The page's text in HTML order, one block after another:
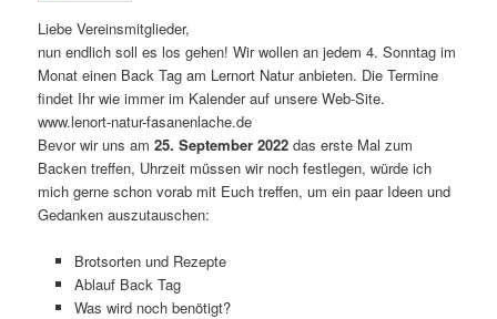
Liebe Vereinsmitglieder,
nun endlich soll es los gehen! Wir wollen an jedem 4. Sonntag im
Monat einen Back Tag am Lernort Natur anbieten. Die Termine
findet Ihr wie immer im Kalender auf unsere Web-Site.
www.lenort-natur-fasanenlache.de
Bevor wir uns am25. September 2022 das erste Mal zum
Backen treffen, Uhrzeit müssen wir noch festlegen, würde ich
mich gerne schon vorab mit Euch treffen, um ein paar Ideen und
Gedanken auszutauschen:
Brotsorten und Rezepte
Ablauf Back Tag
Was wird noch benötigt?